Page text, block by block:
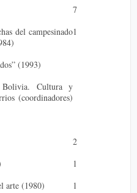
del campesinado
(1993)
Bolivia. Cultura y
(coordinadores)
7
1
arte (1980)
2
1
1